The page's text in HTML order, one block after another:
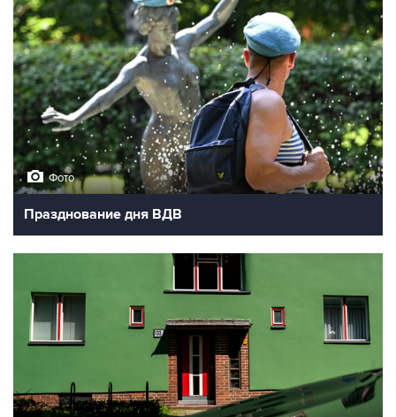
Фото
Празднование дня ВДВ